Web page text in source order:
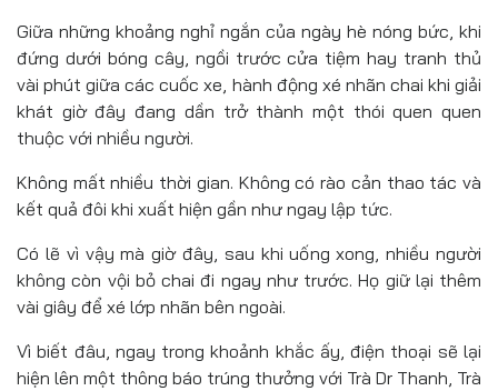
Giữa những khoảng nghỉ ngắn của ngày hè nóng bức, khi
đứng dưới bóng cây, ngồi trước cửa tiệm hay tranh thủ
vài phút giữa các cuốc xe, hành động xé nhãn chai khi giải
khát giờ đây đang dần trở thành một thói quen quen
thuộc với nhiều người.
Không mất nhiều thời gian. Không có rào cản thao tác và
kết quả đôi khi xuất hiện gần như ngay lập tức.
Có lẽ vì vậy mà giờ đây, sau khi uống xong, nhiều người
không còn vội bỏ chai đi ngay như trước. Họ giữ lại thêm
vài giây để xé lớp nhãn bên ngoài.
Vì biết đâu, ngay trong khoảnh khắc ấy, điện thoại sẽ lại
hiện lên một thông báo trúng thưởng với Trà Dr Thanh, Trà